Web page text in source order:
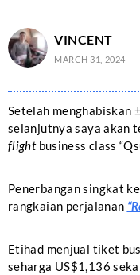
VINCENT
MARCH 31, 2024
Setelah menghabiskan
selanjutnya saya akan
flightbusiness class
Penerbangan singkat
rangkaian perjalanan
Etihad menjual tiket
seharga US$1,136